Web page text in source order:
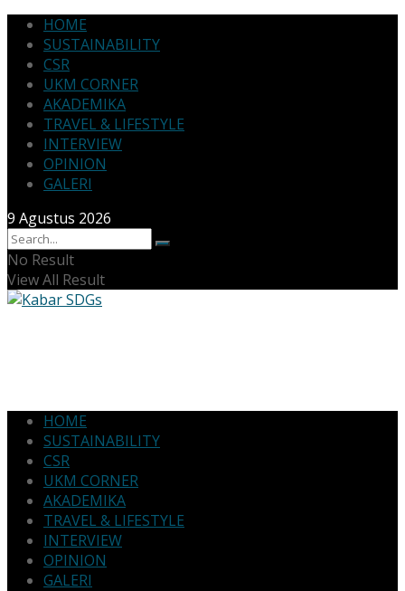
HOME
SUSTAINABILITY
CSR
UKM CORNER
AKADEMIKA
TRAVEL & LIFESTYLE
INTERVIEW
OPINION
GALERI
9 Agustus 2026
No Result
View All Result
HOME
SUSTAINABILITY
CSR
UKM CORNER
AKADEMIKA
TRAVEL & LIFESTYLE
INTERVIEW
OPINION
GALERI